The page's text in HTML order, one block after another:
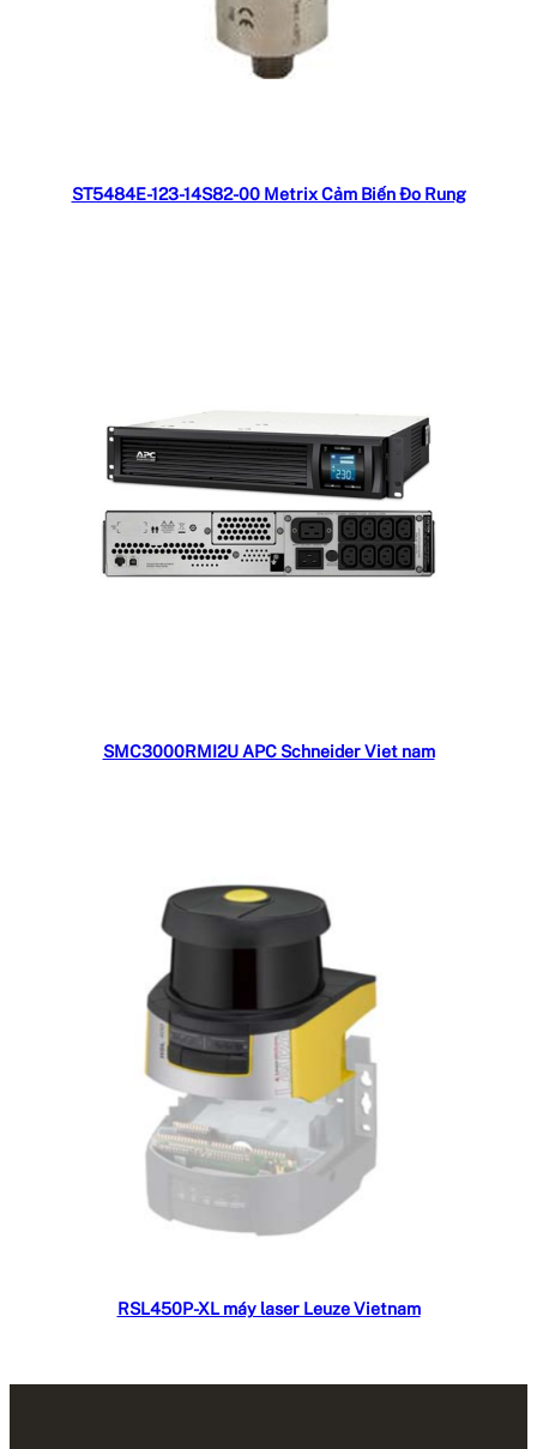
Đọc tiếp
ST5484E-123-14S82-00 Metrix Cảm Biến Đo Rung
Đọc tiếp
SMC3000RMI2U APC Schneider Viet nam
Đọc tiếp
RSL450P-XL máy laser Leuze Vietnam